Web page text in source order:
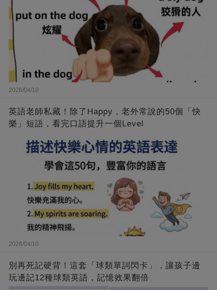
2026/04/10
英語老師私藏！除了Happy，老外常說的50個「快
樂」短語，看完口語提升一個Level
2026/04/10
別再死記硬背！這套「球類單詞閃卡」，讓孩子邊
玩邊記12種球類英語，記憶效果翻倍